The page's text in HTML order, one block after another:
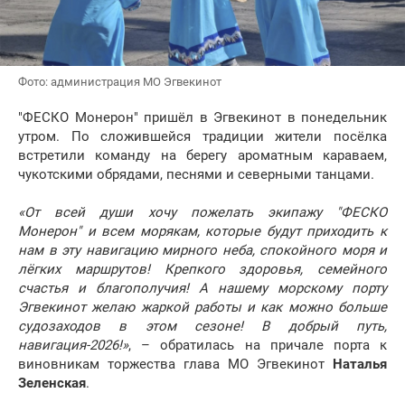
Фото: администрация МО Эгвекинот
"ФЕСКО Монерон" пришёл в Эгвекинот в понедельник
утром. По сложившейся традиции жители посёлка
встретили команду на берегу ароматным караваем,
чукотскими обрядами, песнями и северными танцами.
«От всей души хочу пожелать экипажу "ФЕСКО
Монерон" и всем морякам, которые будут приходить к
нам в эту навигацию мирного неба, спокойного моря и
лёгких маршрутов! Крепкого здоровья, семейного
счастья и благополучия! А нашему морскому порту
Эгвекинот желаю жаркой работы и как можно больше
судозаходов в этом сезоне! В добрый путь,
навигация-2026!», – обратилась на причале порта к
виновникам торжества глава МО Эгвекинот Наталья
Зеленская.